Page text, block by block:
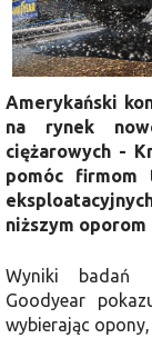
Amerykański
na rynek
ciężarowych -
pomóc firmom
niższym
Wyniki badań
Goodyear
wybierając